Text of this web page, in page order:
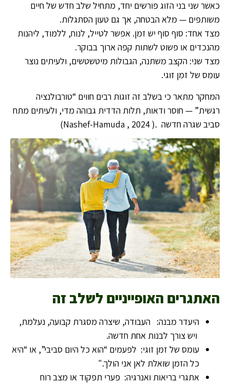
כאשר שני בני הזוג פורשים יחד, מתחיל שלב חדש של חיים
משותפים — מלא הבטחה, אך גם טעון הסתגלות.
מצד אחד: סוף סוף יש זמן. אפשר לטייל, לנוח, ללמוד, ליהנות
מהנכדים או פשוט לשתות קפה ארוך בבוקר.
מצד שני: הקצב משתנה, הגבולות מיטשטשים, ולעיתים נוצר
עומס של זמן זוגי.
המחקר מתאר כי בשלב זה זוגות רבים חווים “טורבולנציה
רגשית” — חוסר ודאות, תלות הדדית גבוהה מדי, ולעיתים מתח
סביב שגרה חדשה .( Nashef-Hamuda , 2024)
האתגרים האופייניים לשלב זה
היעדר מבנה: העבודה, שיצרה מסגרת קבועה, נעלמת,
ויש צורך לבנות אחת חדשה.
עומס של זמן זוגי: לפעמים “הוא כל היום סביבי”, או “היא
כל הזמן שואלת לאן אני הולך."
אתגרי בריאות ואנרגיה: פערי תפקוד או מצב רוח